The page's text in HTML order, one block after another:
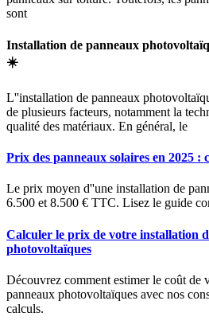
sont
Installation de panneaux
☀️
L''installation de panneaux
de plusieurs facteurs, notamment la
qualité des matériaux. En général, le
Prix des panneaux solaires en 2025 :
Le prix moyen d''une installation de
6.500 et 8.500 € TTC. Lisez le guide
Calculer le prix de votre installation
photovoltaïques
Découvrez comment estimer le coût de
panneaux photovoltaïques avec nos
calculs.